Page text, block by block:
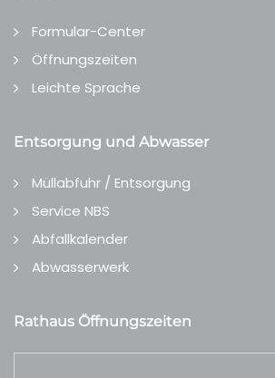
Formular-Center
Öffnungszeiten
Leichte Sprache
Entsorgung und Abwasser
Müllabfuhr / Entsorgung
Service NBS
Abfallkalender
Abwasserwerk
Rathaus Öffnungszeiten